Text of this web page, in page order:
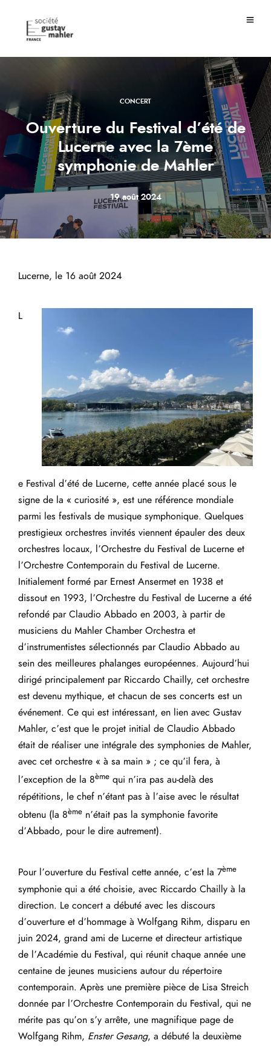
CONCERT
Ouverture du Festival d’été de
Lucerne avec la 7ème
symphonie de Mahler
19 août 2024
Lucerne, le 16 août 2024
L
e Festival d’été de Lucerne, cette année placé sous le
signe de la « curiosité », est une référence mondiale
parmi les festivals de musique symphonique. Quelques
prestigieux orchestres invités viennent épauler des deux
orchestres locaux, l’Orchestre du Festival de Lucerne et
l’Orchestre Contemporain du Festival de Lucerne.
Initialement formé par Ernest Ansermet en 1938 et
dissout en 1993, l’Orchestre du Festival de Lucerne a été
refondé par Claudio Abbado en 2003, à partir de
musiciens du Mahler Chamber Orchestra et
d’instrumentistes sélectionnés par Claudio Abbado au
sein des meilleures phalanges européennes. Aujourd’hui
dirigé principalement par Riccardo Chailly, cet orchestre
est devenu mythique, et chacun de ses concerts est un
événement. Ce qui est intéressant, en lien avec Gustav
Mahler, c’est que le projet initial de Claudio Abbado
était de réaliser une intégrale des symphonies de Mahler,
avec cet orchestre « à sa main » ; ce qu’il fera, à
l’exception de la 8ème qui n’ira pas au-delà des
répétitions, le chef n’étant pas à l’aise avec le résultat
obtenu (la 8ème n’était pas la symphonie favorite
d’Abbado, pour le dire autrement).
Pour l’ouverture du Festival cette année, c’est la 7ème
symphonie qui a été choisie, avec Riccardo Chailly à la
direction. Le concert a débuté avec les discours
d’ouverture et d’hommage à Wolfgang Rihm, disparu en
juin 2024, grand ami de Lucerne et directeur artistique
de l’Académie du Festival, qui réunit chaque année une
centaine de jeunes musiciens autour du répertoire
contemporain. Après une première pièce de Lisa Streich
donnée par l’Orchestre Contemporain du Festival, qui ne
mérite pas qu’on s’y arrête, une magnifique page de
Wolfgang Rihm, Enster Gesang, a débuté la deuxième